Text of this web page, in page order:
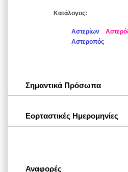
Κατάλογος:
Αστερίων
Αστεροπός
Σημαντικά Πρόσωπα
Εορταστικές Ημερομηνίες
Αναφορές